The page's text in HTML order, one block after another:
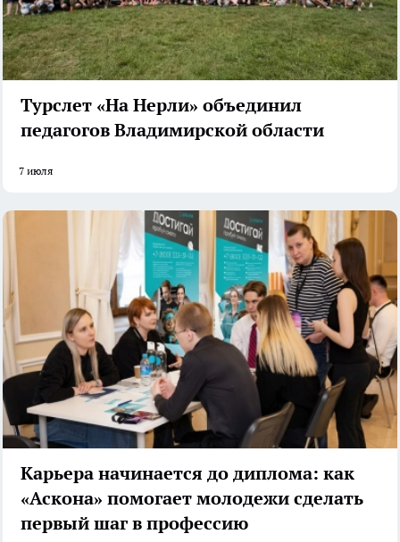
Турслет «На Нерли» объединил
педагогов Владимирской области
7 июля
Карьера начинается до диплома: как
«Аскона» помогает молодежи сделать
первый шаг в профессию